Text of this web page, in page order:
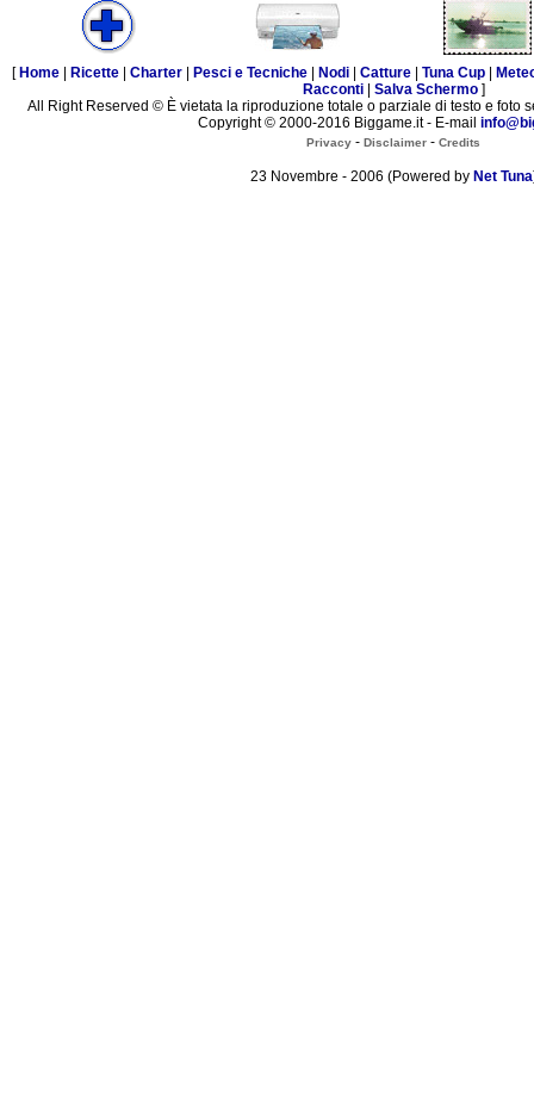
[ Home Ricette Charter Pesci e Tecniche Nodi Catture Tuna Cup
Racconti| Salva Schermo]
All Right Reserved © È vietata la riproduzione totale o parziale di testo e foto
Copyright © 2000-2016 Biggame.it - E-mail
Privacy - Disclaimer - Credits
23 Novembre - 2006 (Powered by Net Tuna